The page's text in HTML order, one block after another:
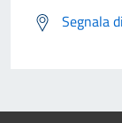
Segnala